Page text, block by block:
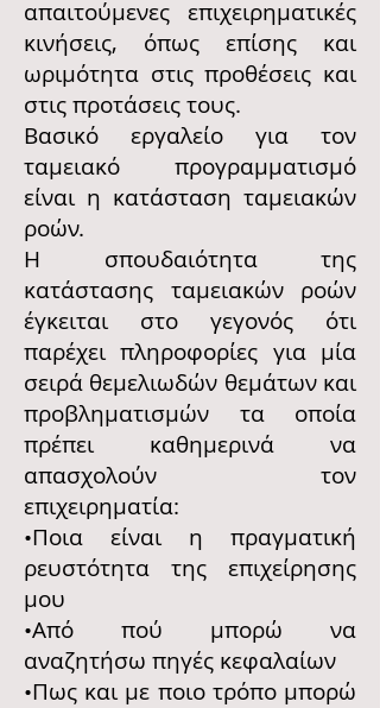
απαιτούμενες επιχειρηματικές
κινήσεις, όπως επίσης και
ωριμότητα στις προθέσεις και
στις προτάσεις τους.
Βασικό εργαλείο για τον
ταμειακό προγραμματισμό
είναι η κατάσταση ταμειακών
ροών.
Η σπουδαιότητα της
κατάστασης ταμειακών ροών
έγκειται στο γεγονός ότι
παρέχει πληροφορίες για μία
σειρά θεμελιωδών θεμάτων και
προβληματισμών τα οποία
πρέπει καθημερινά να
απασχολούν τον
επιχειρηματία:
•Ποια είναι η πραγματική
ρευστότητα της επιχείρησης
μου
•Από πού μπορώ να
αναζητήσω πηγές κεφαλαίων
•Πως και με ποιο τρόπο μπορώ